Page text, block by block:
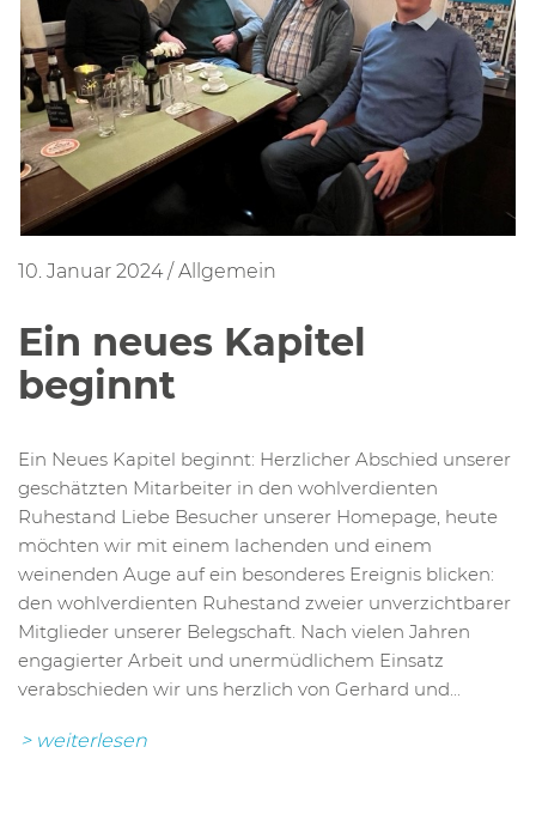
10. Januar 2024/Allgemein
Ein neues Kapitel
beginnt
Ein Neues Kapitel beginnt: Herzlicher Abschied unserer
geschätzten Mitarbeiter in den wohlverdienten
Ruhestand Liebe Besucher unserer Homepage, heute
möchten wir mit einem lachenden und einem
weinenden Auge auf ein besonderes Ereignis blicken:
den wohlverdienten Ruhestand zweier unverzichtbarer
Mitglieder unserer Belegschaft. Nach vielen Jahren
engagierter Arbeit und unermüdlichem Einsatz
verabschieden wir uns herzlich von Gerhard und...
> weiterlesen